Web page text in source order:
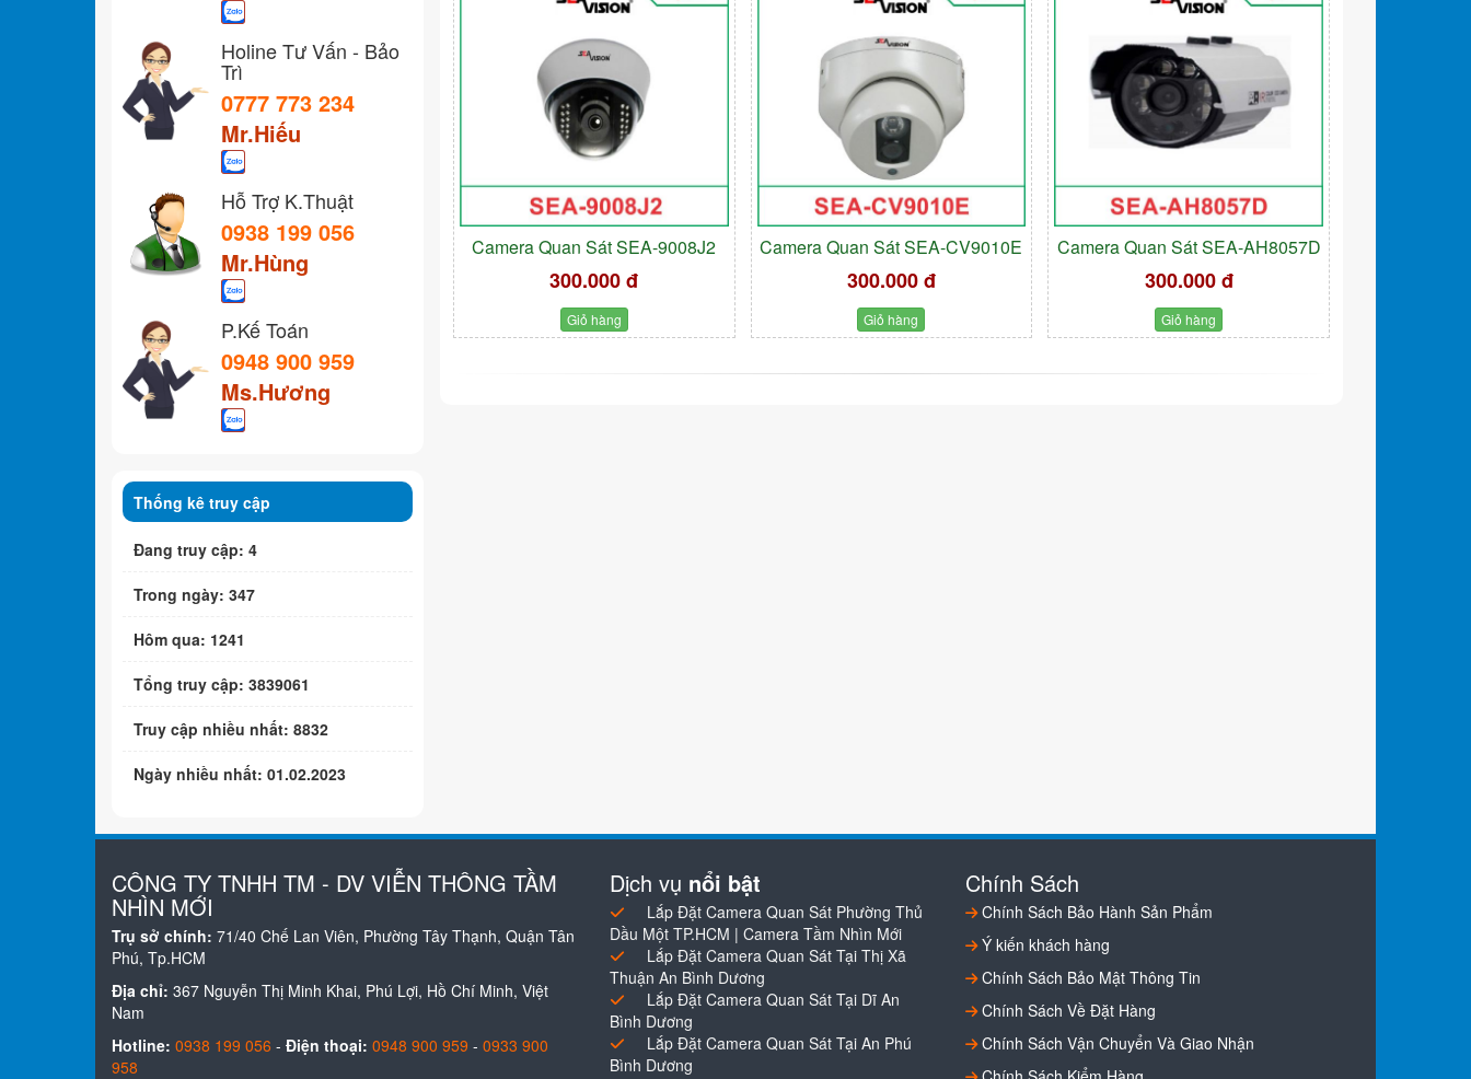
Camera Quan Sát SEA-9008J2
300.000 đ
Giỏ hàng
Camera Quan Sát SEA-CV9010E
300.000 đ
Giỏ hàng
Camera Quan Sát SEA-AH8057D
300.000 đ
Giỏ hàng
Holine Tư Vấn - Bảo
Trì
0777 773 234
Mr.Hiếu
Hỗ Trợ K.Thuật
0938 199 056
Mr.Hùng
P.Kế Toán
0948 900 959
Ms.Hương
Thống kê truy cập
Đang truy cập: 4
Trong ngày: 347
Hôm qua: 1241
Tổng truy cập: 3839061
Truy cập nhiều nhất: 8832
Ngày nhiều nhất: 01.02.2023
CÔNG TY TNHH TM - DV VIỄN THÔNG TẦM
NHÌN MỚI
Trụ sở chính: 71/40 Chế Lan Viên, Phường Tây Thạnh, Quận Tân
Phú, Tp.HCM
Địa chỉ: 367 Nguyễn Thị Minh Khai, Phú Lợi, Hồ Chí Minh, Việt
Nam
Hotline: 0938 199 056 - Điện thoại: 0948 900 959 - 0933 900
958
Dịch vụ nổi bật
Lắp Đặt Camera Quan Sát Phường Thủ
Dầu Một TP.HCM | Camera Tầm Nhìn Mới
Lắp Đặt Camera Quan Sát Tại Thị Xã
Thuận An Bình Dương
Lắp Đặt Camera Quan Sát Tại Dĩ An
Bình Dương
Lắp Đặt Camera Quan Sát Tại An Phú
Bình Dương
Chính Sách
Chính Sách Bảo Hành Sản Phẩm
Ý kiến khách hàng
Chính Sách Bảo Mật Thông Tin
Chính Sách Về Đặt Hàng
Chính Sách Vận Chuyển Và Giao Nhận